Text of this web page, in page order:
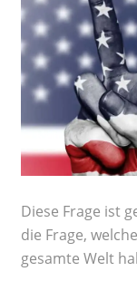
Diese Frage ist
die Frage,
gesamte Welt